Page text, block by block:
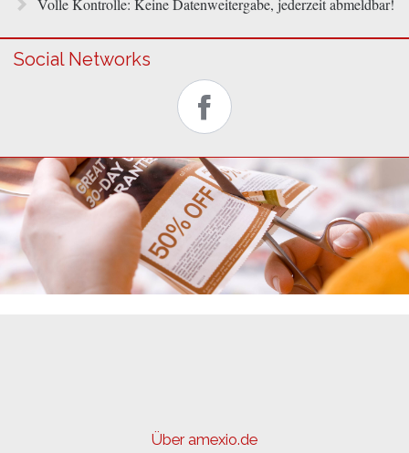
Volle Kontrolle: Keine Datenweitergabe, jederzeit abmeldbar!
Social Networks
Über amexio.de